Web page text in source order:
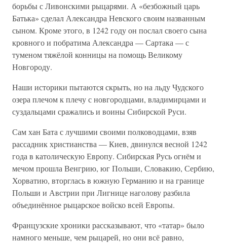
борьбы с Ливонскими рыцарями. А «безбожный царь
Батька» сделал Александра Невского своим названным
сыном. Кроме этого, в 1242 году он послал своего сына
кровного и побратима Александра — Сартака — с
туменом тяжёлой конницы на помощь Великому
Новгороду.
Наши историки пытаются скрыть, но на льду Чудского
озера плечом к плечу с новгородцами, владимирцами и
суздальцами сражались и воины Сибирской Руси.
Сам хан Бата с лучшими своими полководцами, взяв
рассадник христианства — Киев, двинулся весной 1242
года в католическую Европу. Сибирская Русь огнём и
мечом прошла Венгрию, юг Польши, Словакию, Сербию,
Хорватию, вторглась в южную Германию и на границе
Польши и Австрии при Лигнице наголову разбила
объединённое рыцарское войско всей Европы.
Французские хроники рассказывают, что «татар» было
намного меньше, чем рыцарей, но они всё равно,